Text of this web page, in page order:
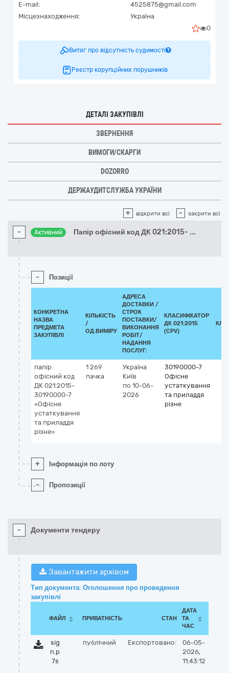
E-mail:
4525875@gmail.com
Місцезнаходження:
Україна
0
Витяг про відсутність судимості
Реєстр корупційних порушників
ДЕТАЛІ ЗАКУПІВЛІ
ЗВЕРНЕННЯ
ВИМОГИ/СКАРГИ
DOZORRO
ДЕРЖАУДИТСЛУЖБА УКРАЇНИ
+ відкрити всі - закрити всі
- Активний Папір офісний код ДК 021:2015- ...
- Позиції
КОНКРЕТНА
НАЗВА
ПРЕДМЕТА
ЗАКУПІВЛІ
КІЛЬКІСТЬ
/
ОД.ВИМІРУ
АДРЕСА
ДОСТАВКИ /
СТРОК
ПОСТАВКИ/
ВИКОНАННЯ
РОБІТ/
НАДАННЯ
ПОСЛУГ:
КЛАСИФІКАТОР
ДК 021:2015
(CPV)
папір
офісний код
ДК 021:2015-
30190000-7
«Офісне
устаткування
та приладдя
різне»
1 269
пачка
Україна
Київ
по 10-06-
2026
30190000-7
Офісне
устаткування
та приладдя
різне
+ Інформація по лоту
- Пропозиції
- Документи тендеру
Завантажити архівом
Тип документа: Оголошення про проведення
закупівлі
ФАЙЛ ПРИВАТНІСТЬ СТАН
ДАТА
ТА
ЧАС
sig
n.p
7s
публічний Експортовано:
06-05-
2026,
11:43:12